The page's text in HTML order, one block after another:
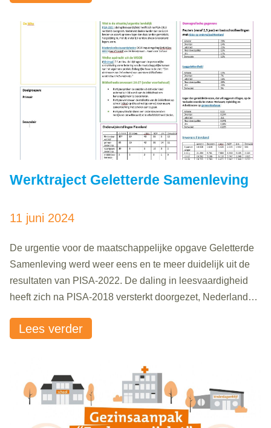
Werktraject Geletterde Samenleving
11 juni 2024
De urgentie voor de maatschappelijke opgave Geletterde
Samenleving werd weer eens en te meer duidelijk uit de
resultaten van PISA-2022. De daling in leesvaardigheid
heeft zich na PISA-2018 versterkt doorgezet, Nederland
lager dan deze landen gemiddeld. En als je Nederland
Lees verder